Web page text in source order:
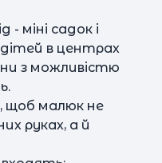
міні садок і
в центрах
з можливістю
щоб малюк не
руках, а й